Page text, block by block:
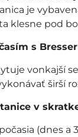
je
klesne pod
s Bresser
vonkajší
širší
v
(dnes a